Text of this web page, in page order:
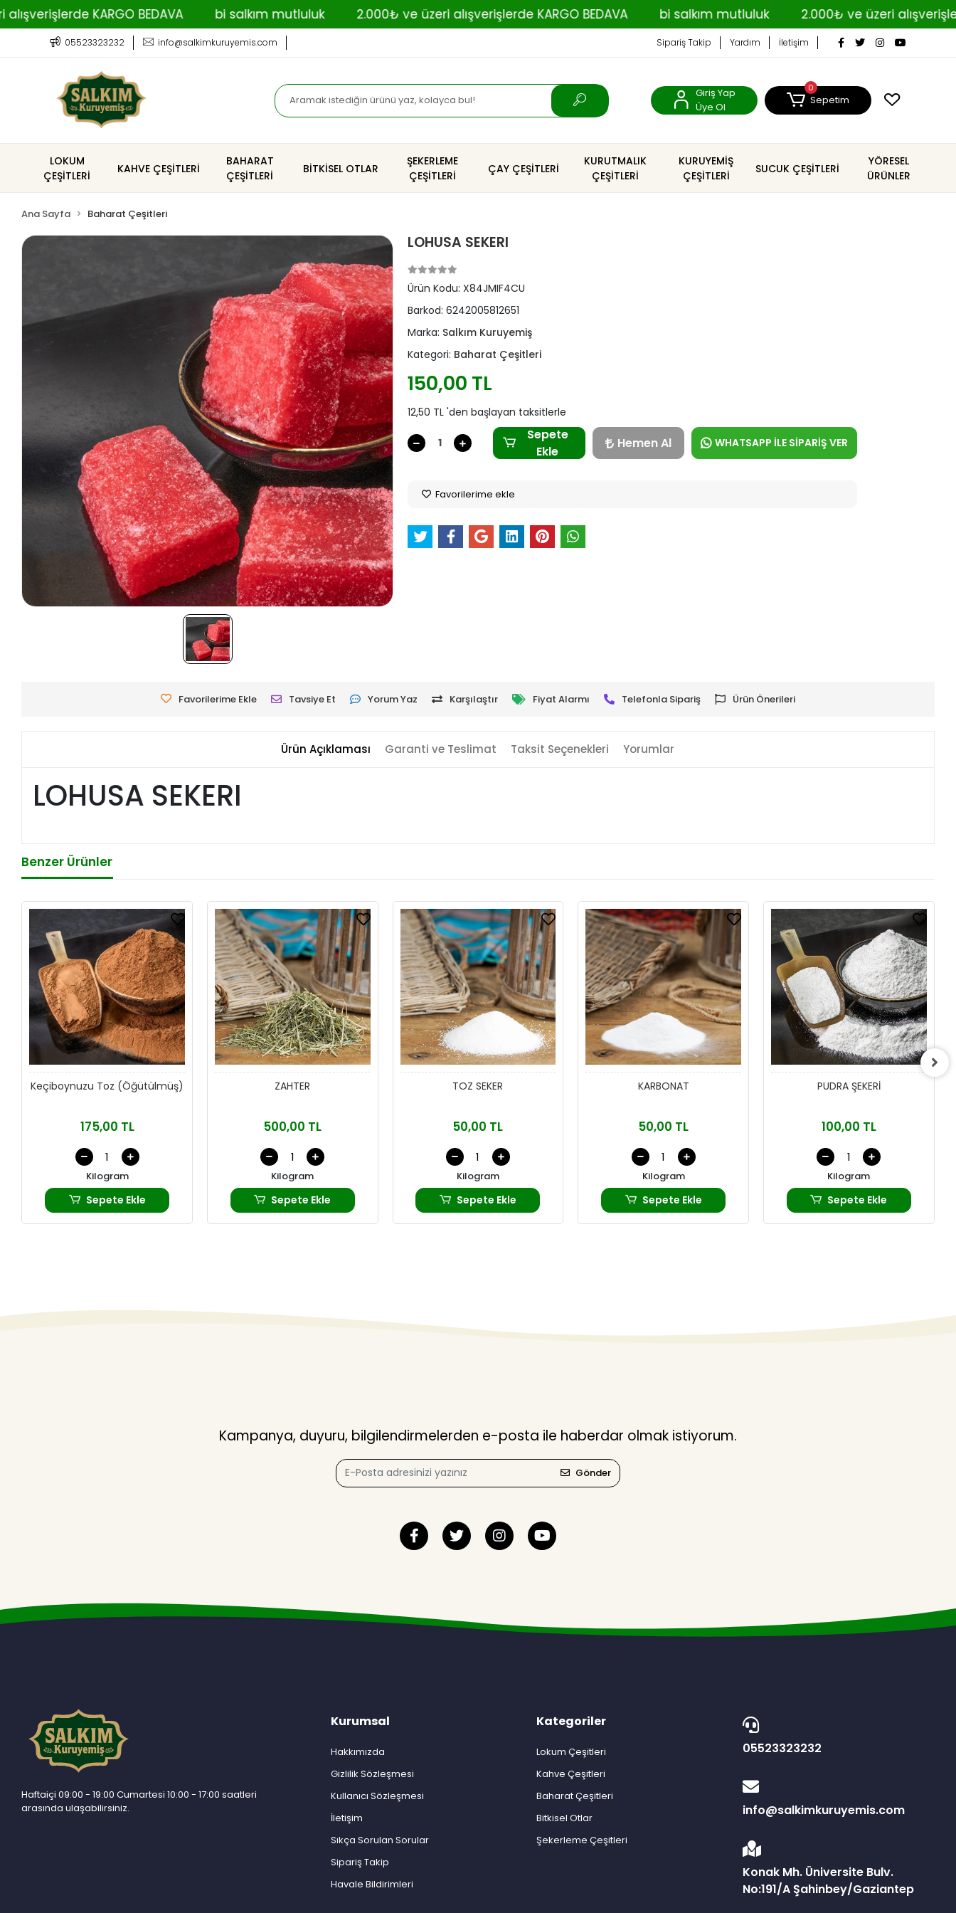
KARGO BEDAVA bi salkım mutluluk 2.000₺ ve üzeri alışverişlerde KARGO BEDAVA bi salkım mutluluk 2.000₺ ve üzeri alışverişlerde
05523323232 info@salkimkuruyemis.com Sipariş Takip Yardım İletişim
Giriş Yap
Üye Ol
0
Sepetim
LOKUM
ÇEŞİTLERİ
KAHVE ÇEŞİTLERİ
BAHARAT
ÇEŞİTLERİ
BİTKİSEL OTLAR
ŞEKERLEME
ÇEŞİTLERİ
ÇAY ÇEŞİTLERİ
KURUTMALIK
ÇEŞİTLERİ
KURUYEMİŞ
ÇEŞİTLERİ
SUCUK ÇEŞİTLERİ
YÖRESEL
ÜRÜNLER
Ana Sayfa Baharat Çeşitleri
LOHUSA SEKERI
Ürün Kodu:X84JMIF4CU
Barkod:6242005812651
Marka: Salkım Kuruyemiş
Kategori: Baharat Çeşitleri
150,00 TL
12,50 TL 'den başlayan taksitlerle
Sepete
Ekle
Hemen Al WHATSAPP İLE SİPARİŞ VER
Favorilerime ekle
Favorilerime Ekle Tavsiye Et Yorum Yaz Karşılaştır Fiyat Alarmı Telefonla Sipariş Ürün Önerileri
Ürün Açıklaması Garanti ve Teslimat Taksit Seçenekleri Yorumlar
LOHUSA SEKERI
Benzer Ürünler
Keçiboynuzu Toz (Öğütülmüş)
175,00 TL
Kilogram
Sepete Ekle
ZAHTER
500,00 TL
Kilogram
Sepete Ekle
TOZ SEKER
50,00 TL
Kilogram
Sepete Ekle
KARBONAT
50,00 TL
Kilogram
Sepete Ekle
PUDRA ŞEKERİ
100,00 TL
Kilogram
Sepete Ekle
Kampanya, duyuru, bilgilendirmelerden e-posta ile haberdar olmak istiyorum.
Gönder
Haftaiçi 09:00 - 19:00 Cumartesi 10:00 - 17:00 saatleri
arasında ulaşabilirsiniz.
Kurumsal
Hakkımızda
Gizlilik Sözleşmesi
Kullanıcı Sözleşmesi
İletişim
Sıkça Sorulan Sorular
Sipariş Takip
Havale Bildirimleri
Kategoriler
Lokum Çeşitleri
Kahve Çeşitleri
Baharat Çeşitleri
Bitkisel Otlar
Şekerleme Çeşitleri
05523323232
info@salkimkuruyemis.com
Konak Mh. Üniversite Bulv.
No:191/A Şahinbey/Gaziantep